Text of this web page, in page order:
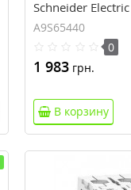
Schneider
4 полюса, 415В
A9S65440
0
1 983 грн.
В корзину